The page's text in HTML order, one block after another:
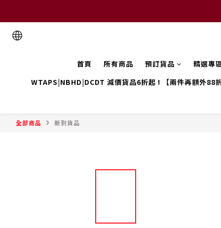
首頁 所有商品 預訂貨品
精選專
WTAPS|NBHD|DCDT 減價貨品6折起 ! 【兩件再額外88
全部商品 新到貨品